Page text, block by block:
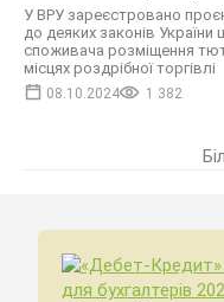
У ВРУ зареєстровано
до деяких законів
споживача розміщення
місцях роздрібної торгівлі
08.10.2024 1 382